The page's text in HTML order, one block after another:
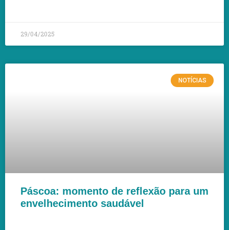
29/04/2025
NOTÍCIAS
Páscoa: momento de reflexão para um
envelhecimento saudável